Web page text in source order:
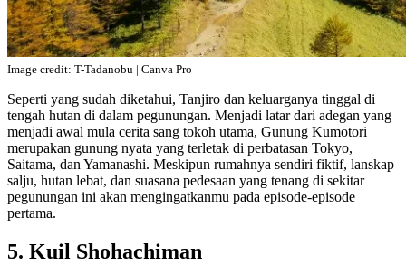
Image credit: T-Tadanobu | Canva Pro
Seperti yang sudah diketahui, Tanjiro dan keluarganya tinggal di
tengah hutan di dalam pegunungan. Menjadi latar dari adegan yang
menjadi awal mula cerita sang tokoh utama, Gunung Kumotori
merupakan gunung nyata yang terletak di perbatasan Tokyo,
Saitama, dan Yamanashi. Meskipun rumahnya sendiri fiktif, lanskap
salju, hutan lebat, dan suasana pedesaan yang tenang di sekitar
pegunungan ini akan mengingatkanmu pada episode-episode
pertama.
5. Kuil Shohachiman